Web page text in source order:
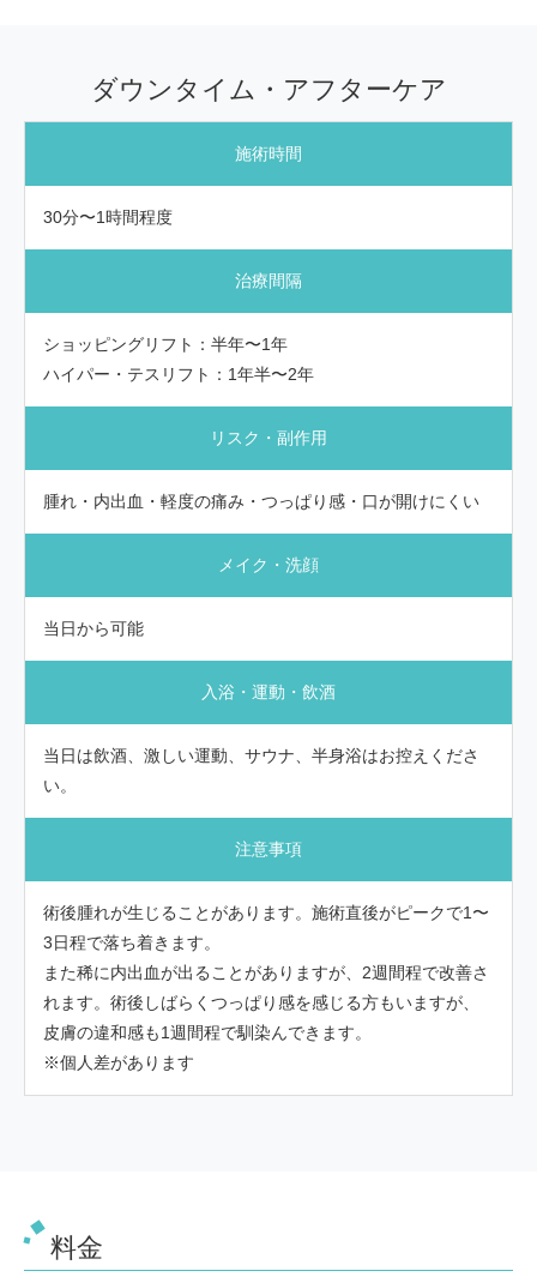
ダウンタイム・アフターケア
施術時間
30分〜1時間程度
治療間隔
ショッピングリフト：半年〜1年
ハイパー・テスリフト：1年半〜2年
リスク・副作用
腫れ・内出血・軽度の痛み・つっぱり感・口が開けにくい
メイク・洗顔
当日から可能
入浴・運動・飲酒
当日は飲酒、激しい運動、サウナ、半身浴はお控えくださ
い。
注意事項
術後腫れが生じることがあります。施術直後がピークで1〜
3日程で落ち着きます。
また稀に内出血が出ることがありますが、2週間程で改善さ
れます。術後しばらくつっぱり感を感じる方もいますが、
皮膚の違和感も1週間程で馴染んできます。
※個人差があります
料金